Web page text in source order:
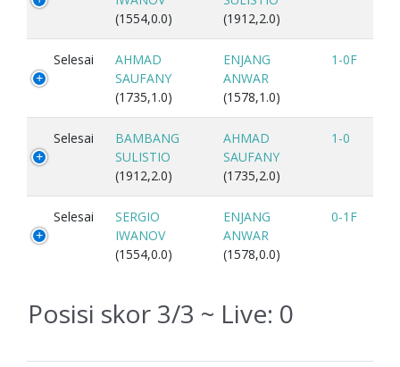
(1554,0.0)
(1912,2.0)
Selesai
AHMAD
SAUFANY
(1735,1.0)
ENJANG
ANWAR
(1578,1.0)
1-0F
Selesai
BAMBANG
SULISTIO
(1912,2.0)
AHMAD
SAUFANY
(1735,2.0)
1-0
Selesai
SERGIO
IWANOV
(1554,0.0)
ENJANG
ANWAR
(1578,0.0)
0-1F
Posisi skor 3/3 ~ Live: 0